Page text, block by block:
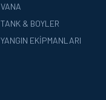
VANA
TANK & BOYLER
YANGIN EKIPMANLARI